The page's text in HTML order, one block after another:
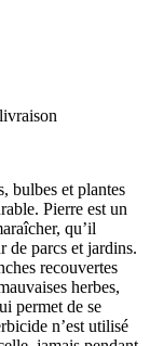
bulbes et plantes
Pierre est un
qu’il
de parcs et jardins.
recouvertes
herbes,
permet de se
n’est utilisé